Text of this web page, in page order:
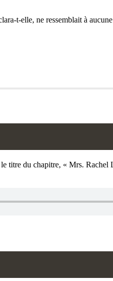
t-elle, ne ressemblait à
titre du chapitre, « Mrs.